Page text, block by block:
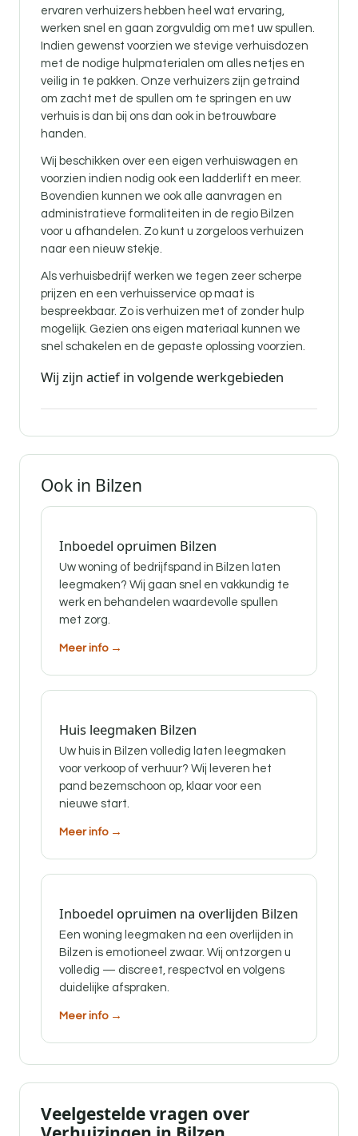
ervaren verhuizers hebben heel wat ervaring,
werken snel en gaan zorgvuldig om met uw spullen.
Indien gewenst voorzien we stevige verhuisdozen
met de nodige hulpmaterialen om alles netjes en
veilig in te pakken. Onze verhuizers zijn getraind
om zacht met de spullen om te springen en uw
verhuis is dan bij ons dan ook in betrouwbare
handen.
Wij beschikken over een eigen verhuiswagen en
voorzien indien nodig ook een ladderlift en meer.
Bovendien kunnen we ook alle aanvragen en
administratieve formaliteiten in de regio Bilzen
voor u afhandelen. Zo kunt u zorgeloos verhuizen
naar een nieuw stekje.
Als verhuisbedrijf werken we tegen zeer scherpe
prijzen en een verhuisservice op maat is
bespreekbaar. Zo is verhuizen met of zonder hulp
mogelijk. Gezien ons eigen materiaal kunnen we
snel schakelen en de gepaste oplossing voorzien.
Wij zijn actief in volgende werkgebieden
Ook in Bilzen
Inboedel opruimen Bilzen
Uw woning of bedrijfspand in Bilzen laten
leegmaken? Wij gaan snel en vakkundig te
werk en behandelen waardevolle spullen
met zorg.
Meer info →
Huis leegmaken Bilzen
Uw huis in Bilzen volledig laten leegmaken
voor verkoop of verhuur? Wij leveren het
pand bezemschoon op, klaar voor een
nieuwe start.
Meer info →
Inboedel opruimen na overlijden Bilzen
Een woning leegmaken na een overlijden in
Bilzen is emotioneel zwaar. Wij ontzorgen u
volledig — discreet, respectvol en volgens
duidelijke afspraken.
Meer info →
Veelgestelde vragen over